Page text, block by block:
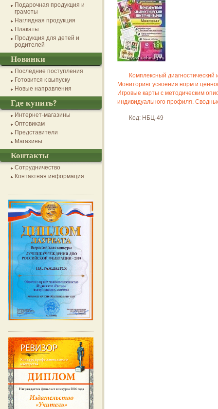
Комплексный диагностический
Мониторинг усвоения норм и
Игровые карты с методическим
индивидуального профиля.
Код: НБЦ-49
Подарочная продукция и
грамоты
Наглядная продукция
Плакаты
Продукция для детей и
родителей
Новинки
Последние поступления
Готовится к выпуску
Новые направления
Где купить?
Интернет-магазины
Оптовикам
Представители
Магазины
Контакты
Сотрудничество
Контактная информация